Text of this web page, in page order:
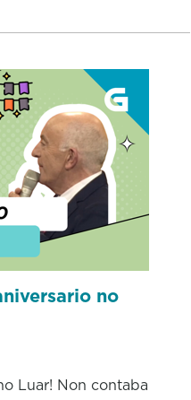
no
Luar! Non contaba